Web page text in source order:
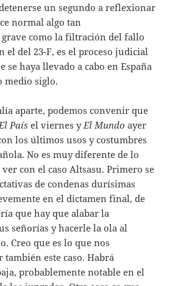
un segundo a reflexionar
normal algo tan
como la filtración del fallo
el del 23-F, es el proceso judicial
se haya llevado a cabo en España
medio siglo.
aparte, podemos convenir que
País el viernes yEl Mundo ayer
los últimos usos y costumbres
No es muy diferente de lo
ver con el caso Altsasu. Primero se
de condenas durísimas
en el dictamen final, de
que hay que alabar la
señorías y hacerle la ola al
Creo que es lo que nos
también este caso. Habrá
probablemente notable en el